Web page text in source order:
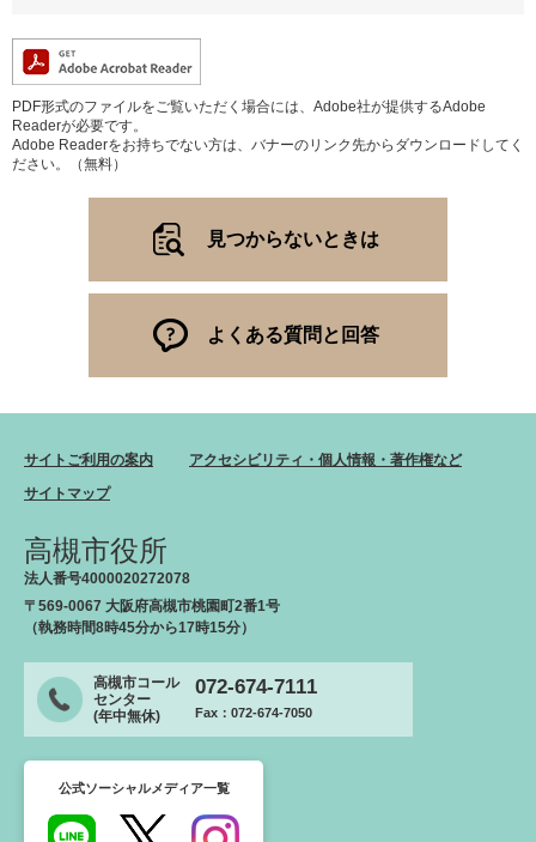
PDF形式のファイルをご覧いただく場合には、Adobe社が提供するAdobe
Readerが必要です。
Adobe Readerをお持ちでない方は、バナーのリンク先からダウンロードしてく
ださい。（無料）
見つからないときは
よくある質問と回答
サイトご利用の案内
アクセシビリティ・個人情報・著作権など
サイトマップ
高槻市役所
法人番号4000020272078
〒569-0067 大阪府高槻市桃園町2番1号
（執務時間8時45分から17時15分）
高槻市コール
センター
(年中無休)
072-674-7111
Fax：072-674-7050
公式ソーシャルメディア一覧